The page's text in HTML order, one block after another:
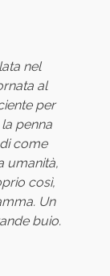
nel
al
per
penna
come
umanità,
così,
Un
buio.
per i
di
e in
viene il
il
una
al suo